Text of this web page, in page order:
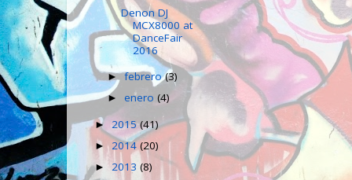
Denon DJ
MCX8000 at
DanceFair
2016
►febrero(3)
►enero(4)
► 2015(41)
► 2014(20)
► 2013 (8)